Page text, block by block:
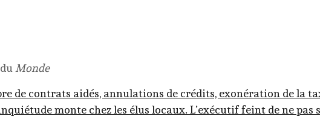
Monde
de contrats aidés, annulations de crédits, exonération de la
monte chez les élus locaux. L’exécutif feint de ne pas